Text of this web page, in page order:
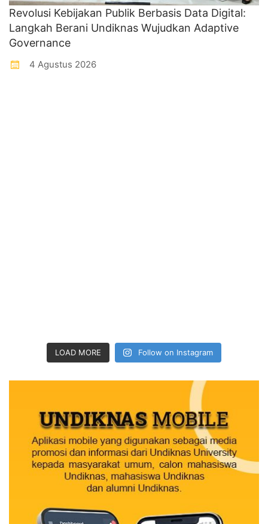
Revolusi Kebijakan Publik Berbasis Data Digital:
Langkah Berani Undiknas Wujudkan Adaptive
Governance
4 Agustus 2026
LOAD MORE Follow on Instagram